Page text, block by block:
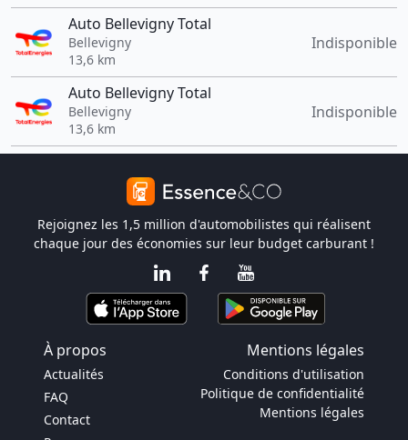
Auto Bellevigny Total
Bellevigny
13,6 km
Indisponible
Auto Bellevigny Total
Bellevigny
13,6 km
Indisponible
Rejoignez les 1,5 million d'automobilistes qui réalisent
chaque jour des économies sur leur budget carburant !
À propos Mentions légales
Actualités
FAQ
Contact
Conditions d'utilisation
Politique de confidentialité
Mentions légales